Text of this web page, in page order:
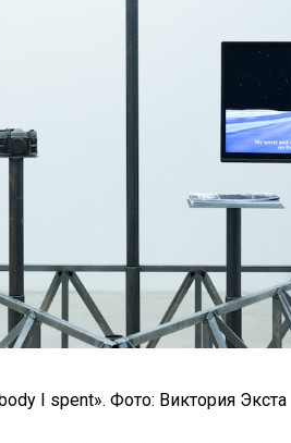
I spent». Фото: Виктория Экста